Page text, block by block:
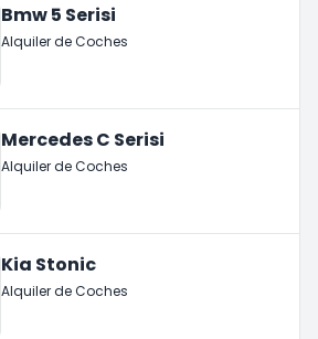
Bmw 5 Serisi
Alquiler de Coches
Mercedes C Serisi
Alquiler de Coches
Kia Stonic
Alquiler de Coches